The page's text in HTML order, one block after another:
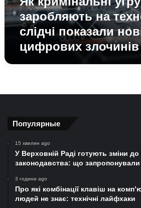
заробляють на
слідчі показали
цифрових злочинів
Популярные
15 хвилин ago
У Верховній Раді готують зміни до
законодавства: що запропонували
3 години ago
Про які комбінації клавіш на
людей не знає: технічні лайфхаки